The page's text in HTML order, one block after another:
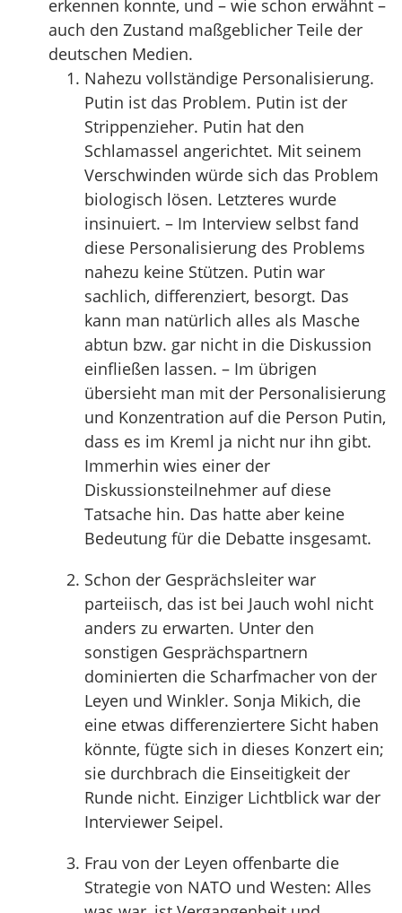
erkennen konnte, und – wie schon erwähnt –
auch den Zustand maßgeblicher Teile der
deutschen Medien.
Nahezu vollständige Personalisierung.
Putin ist das Problem. Putin ist der
Strippenzieher. Putin hat den
Schlamassel angerichtet. Mit seinem
Verschwinden würde sich das Problem
biologisch lösen. Letzteres wurde
insinuiert. – Im Interview selbst fand
diese Personalisierung des Problems
nahezu keine Stützen. Putin war
sachlich, differenziert, besorgt. Das
kann man natürlich alles als Masche
abtun bzw. gar nicht in die Diskussion
einfließen lassen. – Im übrigen
übersieht man mit der Personalisierung
und Konzentration auf die Person Putin,
dass es im Kreml ja nicht nur ihn gibt.
Immerhin wies einer der
Diskussionsteilnehmer auf diese
Tatsache hin. Das hatte aber keine
Bedeutung für die Debatte insgesamt.
Schon der Gesprächsleiter war
parteiisch, das ist bei Jauch wohl nicht
anders zu erwarten. Unter den
sonstigen Gesprächspartnern
dominierten die Scharfmacher von der
Leyen und Winkler. Sonja Mikich, die
eine etwas differenziertere Sicht haben
könnte, fügte sich in dieses Konzert ein;
sie durchbrach die Einseitigkeit der
Runde nicht. Einziger Lichtblick war der
Interviewer Seipel.
Frau von der Leyen offenbarte die
Strategie von NATO und Westen: Alles